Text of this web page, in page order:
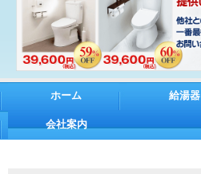
ホーム 給湯器
会社案内